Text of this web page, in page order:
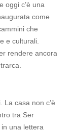
oggi c’è una
come
che
e culturali.
rendere ancora
La casa non c’è
tra Ser
una lettera